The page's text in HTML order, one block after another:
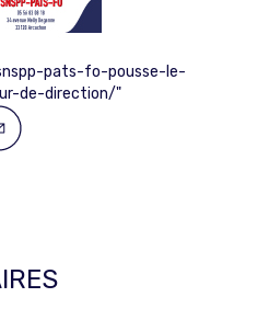
pats-fo-pousse-le-
de-direction/"